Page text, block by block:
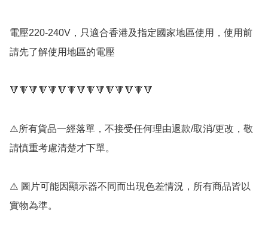
電壓220-240V，只適合香港及指定國家地區使用，使用前
請先了解使用地區的電壓
🔻🔻🔻🔻🔻🔻🔻🔻🔻🔻🔻🔻🔻🔻🔻
⚠️所有貨品一經落單，不接受任何理由退款/取消/更改，敬
請慎重考慮清楚才下單。
⚠️ 圖片可能因顯示器不同而出現色差情況，所有商品皆以
實物為準。